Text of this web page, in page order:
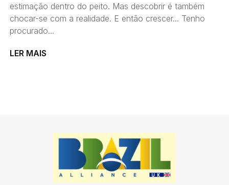
estimação dentro do peito. Mas descobrir é também
chocar-se com a realidade. E então crescer... Tenho
procurado...
LER MAIS